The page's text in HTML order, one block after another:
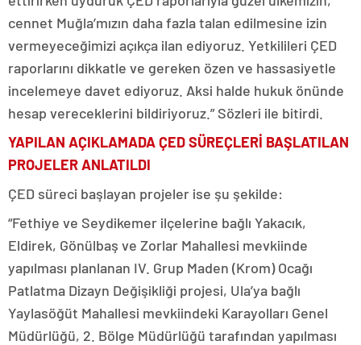
cennet Muğla’mızın daha fazla talan edilmesine izin
vermeyeceğimizi açıkça ilan ediyoruz. Yetkilileri ÇED
raporlarını dikkatle ve gereken özen ve hassasiyetle
incelemeye davet ediyoruz. Aksi halde hukuk önünde
hesap vereceklerini bildiriyoruz.” Sözleri ile bitirdi.
YAPILAN AÇIKLAMADA ÇED SÜREÇLERİ BAŞLATILAN
PROJELER ANLATILDI
ÇED süreci başlayan projeler ise şu şekilde:
“Fethiye ve Seydikemer ilçelerine bağlı Yakacık,
Eldirek, Gönülbaş ve Zorlar Mahallesi mevkiinde
yapılması planlanan IV. Grup Maden (Krom) Ocağı
Patlatma Dizayn Değişikliği projesi, Ula’ya bağlı
Yaylasöğüt Mahallesi mevkiindeki Karayolları Genel
Müdürlüğü, 2. Bölge Müdürlüğü tarafından yapılması